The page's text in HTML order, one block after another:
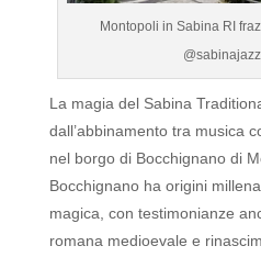
Montopoli in Sabina RI
La magia del Sabina
dall’abbinamento tra musica
nel borgo di Bocchignano di
Bocchignano ha origini
magica, con testimonianze
romana medioevale e